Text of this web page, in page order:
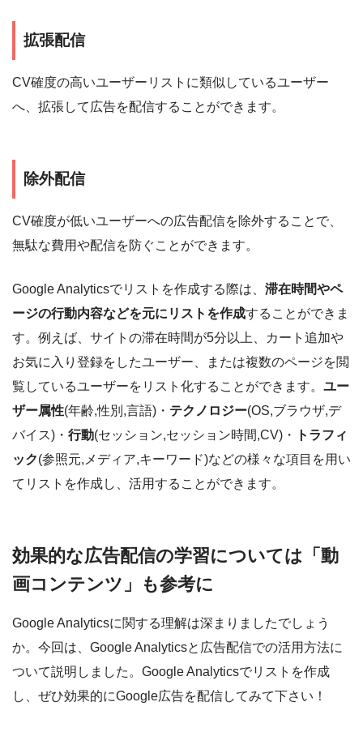
拡張配信
CV確度の高いユーザーリストに類似しているユーザー
へ、拡張して広告を配信することができます。
除外配信
CV確度が低いユーザーへの広告配信を除外することで、
無駄な費用や配信を防ぐことができます。
Google Analyticsでリストを作成する際は、 滞在時間やペ
ージの行動内容などを元にリストを作成することができま
す。例えば、サイトの滞在時間が5分以上、カート追加や
お気に入り登録をしたユーザー、または複数のページを閲
覧しているユーザーをリスト化することができます。 ユー
ザー属性(年齢,性別,言語)・ テクノロジー(OS,ブラウザ,デ
バイス)・ 行動(セッション,セッション時間,CV)・
トラフィ
ック(参照元,メディア,キーワード)などの様々な項目を用い
てリストを作成し、活用することができます。
効果的な広告配信の学習については「動
画コンテンツ」も参考に
Google Analyticsに関する理解は深まりましたでしょう
か。今回は、Google Analyticsと広告配信での活用方法に
ついて説明しました。Google Analyticsでリストを作成
し、ぜひ効果的にGoogle広告を配信してみて下さい！